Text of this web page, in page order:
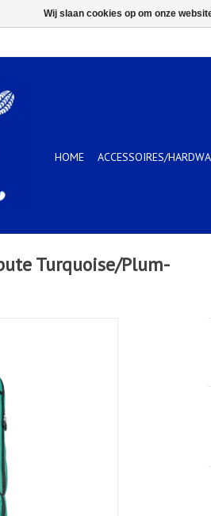
HOME ACCESSOIRES/
Turquoise/Plum-
Wij slaan cookies op om onze